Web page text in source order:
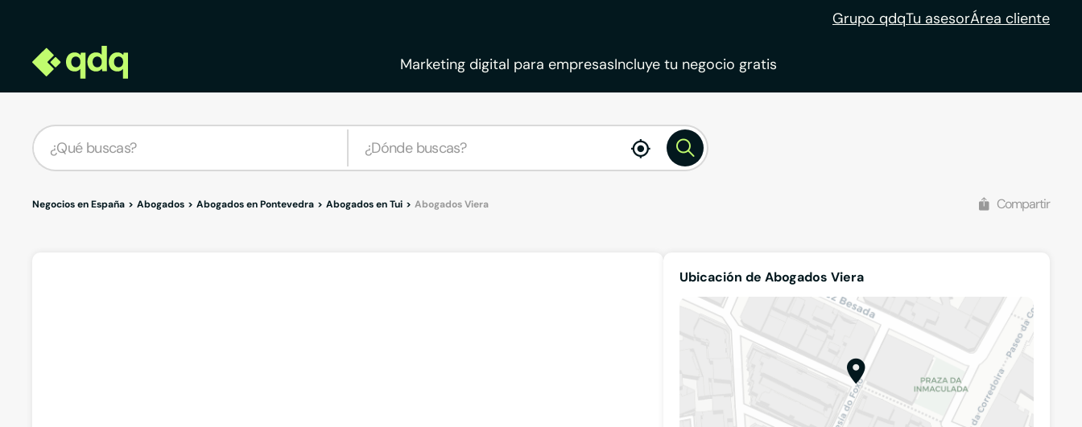
Grupo qdqTu asesorÁrea cliente
Marketing digital para empresasIncluye tu negocio gratis
enable
location
Negocios en España Abogados Abogados en Pontevedra Abogados en Tui Abogados Viera Compartir
Ubicación de Abogados Viera